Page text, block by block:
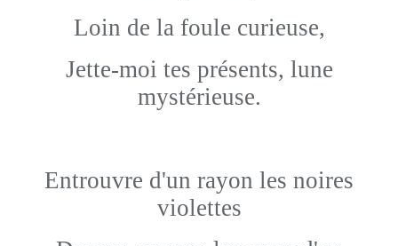
Loin de la foule curieuse,
Jette-moi tes présents, lune
mystérieuse.
Entrouvre d'un rayon les noires
violettes